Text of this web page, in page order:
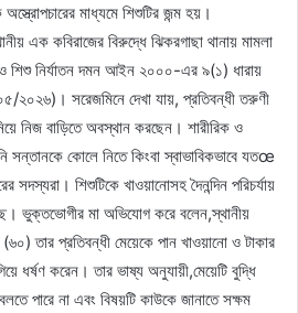
মাধ্যমে শিশুটির জন্ম হয়।
এক কবিরাজের বিরুদ্ধে ঝিকরগাছা থানায় মামলা
ও শিশু নির্যাতন দমন আইন ২০০০-এর ৯(১) ধারায়
সরেজমিনে দেখা যায়, প্রতিবন্ধী তরুণী
নিজ বাড়িতে অবস্থান করছেন। শারীরিক ও
সন্তানকে কোলে নিতে কিংবা স্বাভাবিকভাবে যতœ
সদস্যরা। শিশুটিকে খাওয়ানোসহ দৈনন্দিন পরিচর্যায়
ভুক্তভোগীর মা অভিযোগ করে বলেন,স্থানীয়
তার প্রতিবন্ধী মেয়েকে পান খাওয়ানো ও টাকার
ধর্ষণ করেন। তার ভাষ্য অনুযায়ী,মেয়েটি বুদ্ধি
পারে না এবং বিষয়টি কাউকে জানাতে সক্ষম